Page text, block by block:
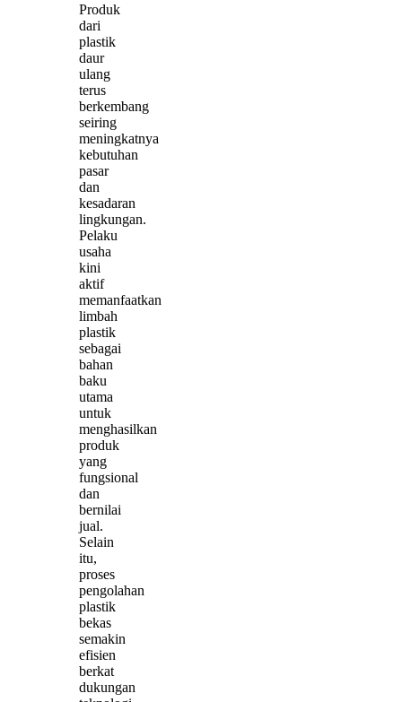
Produk
dari
plastik
daur
ulang
terus
berkembang
seiring
meningkatnya
kebutuhan
pasar
dan
kesadaran
lingkungan.
Pelaku
usaha
kini
aktif
memanfaatkan
limbah
plastik
sebagai
bahan
baku
utama
untuk
menghasilkan
produk
yang
fungsional
dan
bernilai
jual.
Selain
itu,
proses
pengolahan
plastik
bekas
semakin
efisien
berkat
dukungan